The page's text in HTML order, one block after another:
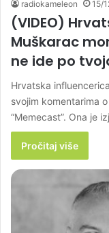
radiokameleon 15/
(VIDEO)
Muškarac
ne ide po
Hrvatska
svojim komentarima
“Memecast”. Ona je
Pročitaj više